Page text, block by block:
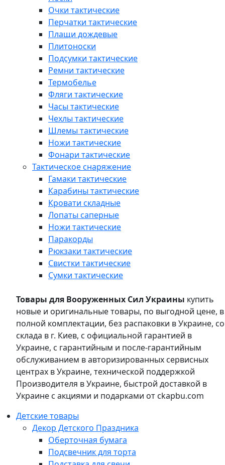
Очки тактические
Перчатки тактические
Плащи дождевые
Плитоноски
Подсумки тактические
Ремни тактические
Термобелье
Фляги тактические
Часы тактические
Чехлы тактические
Шлемы тактические
Ножи тактические
Фонари тактические
Тактическое снаряжение
Гамаки тактические
Карабины тактические
Кровати складные
Лопаты саперные
Ножи тактические
Паракорды
Рюкзаки тактические
Свистки тактические
Сумки тактические
Товары для Вооруженных Сил Украины купить
новые и оригинальные товары, по выгодной цене, в
полной комплектации, без распаковки в Украине, со
склада в г. Киев, с официальной гарантией в
Украине, с гарантийным и после-гарантийным
обслуживанием в авторизированных сервисных
центрах в Украине, технической поддержкой
Производителя в Украине, быстрой доставкой в
Украине с акциями и подарками от ckapbu.com
Детские товары
Декор Детского Праздника
Оберточная бумага
Подсвечник для торта